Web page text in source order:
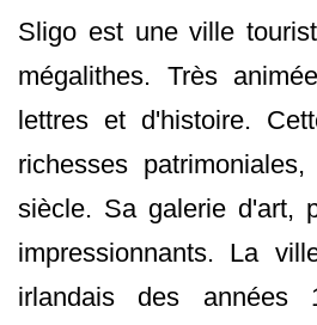
Sligo est une ville
mégalithes. Très
lettres et d'histoire.
richesses
siècle. Sa galerie d'art,
impressionnants. La
irlandais des années